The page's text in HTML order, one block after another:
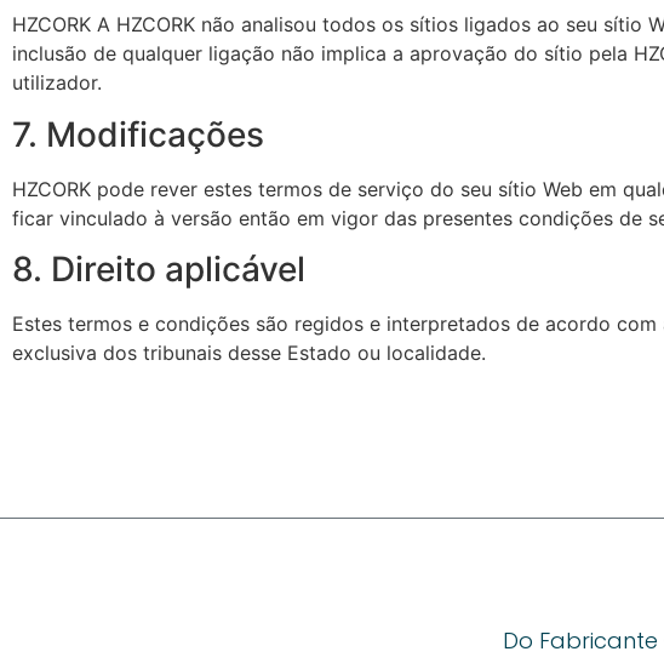
HZCORK A HZCORK não analisou todos os sítios ligados ao seu sítio
inclusão de qualquer ligação não implica a aprovação do sítio pela
utilizador.
7. Modificações
HZCORK pode rever estes termos de serviço do seu sítio Web em
ficar vinculado à versão então em vigor das presentes condições de
8. Direito aplicável
Estes termos e condições são regidos e interpretados de acordo
exclusiva dos tribunais desse Estado ou localidade.
Do Fabricante